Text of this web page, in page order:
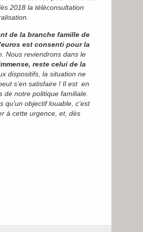
2018 la téléconsultation
de la branche famille de
est consenti pour la
Nous reviendrons dans le
reste celui de la
dispositifs, la situation ne
s’en satisfaire ! Il est en
notre politique familiale.
objectif louable, c’est
à cette urgence, et, dès